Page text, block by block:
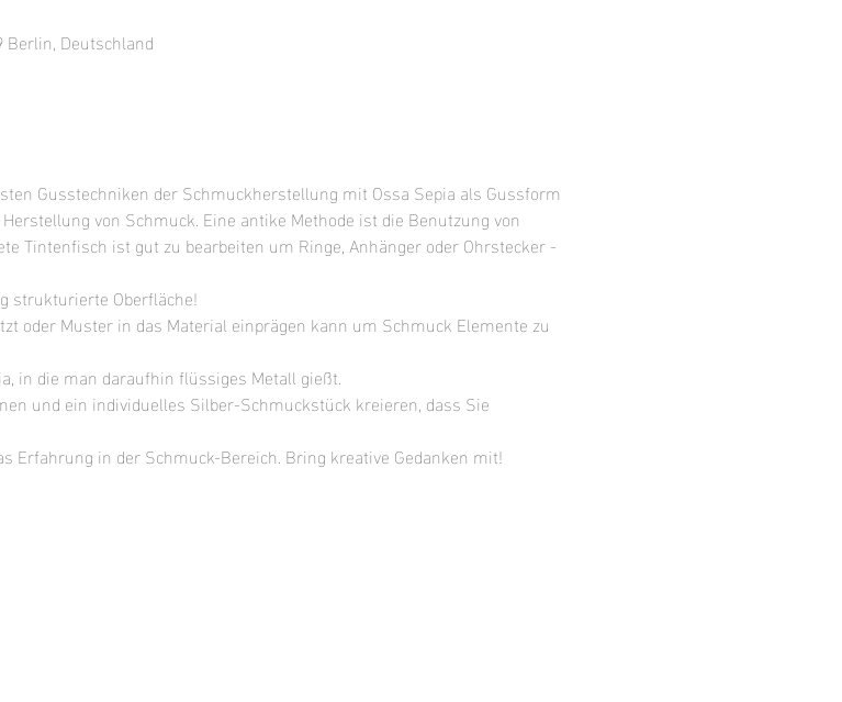
Berlin, Deutschland
Gusstechniken der Schmuckherstellung mit Ossa Sepia als Gussform
von Schmuck. Eine antike Methode ist die Benutzung von
Tintenfisch ist gut zu bearbeiten um Ringe, Anhänger oder Ohrstecker -
strukturierte Oberfläche!
oder Muster in das Material einprägen kann um Schmuck Elemente zu
in die man daraufhin flüssiges Metall gießt.
und ein individuelles Silber-Schmuckstück kreieren, dass Sie
Erfahrung in der Schmuck-Bereich. Bring kreative Gedanken mit!